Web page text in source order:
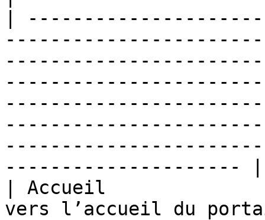
|
--------------------- |
| Accueil
vers l’accueil du